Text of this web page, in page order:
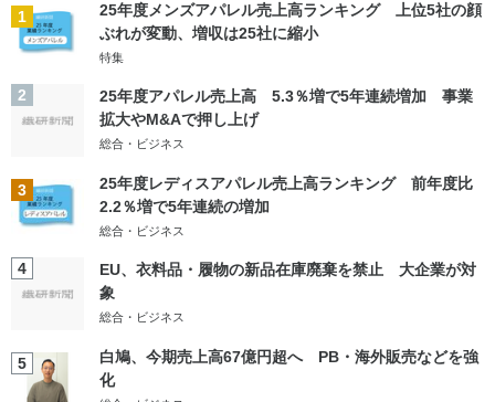
1
25年度メンズアパレル売上高ランキング 上位5社の顔
ぶれが変動、増収は25社に縮小
特集
2
25年度アパレル売上高 5.3％増で5年連続増加 事業
拡大やM&Aで押し上げ
総合・ビジネス
3
25年度レディスアパレル売上高ランキング 前年度比
2.2％増で5年連続の増加
総合・ビジネス
4
EU、衣料品・履物の新品在庫廃棄を禁止 大企業が対
象
総合・ビジネス
5
白鳩、今期売上高67億円超へ PB・海外販売などを強
化